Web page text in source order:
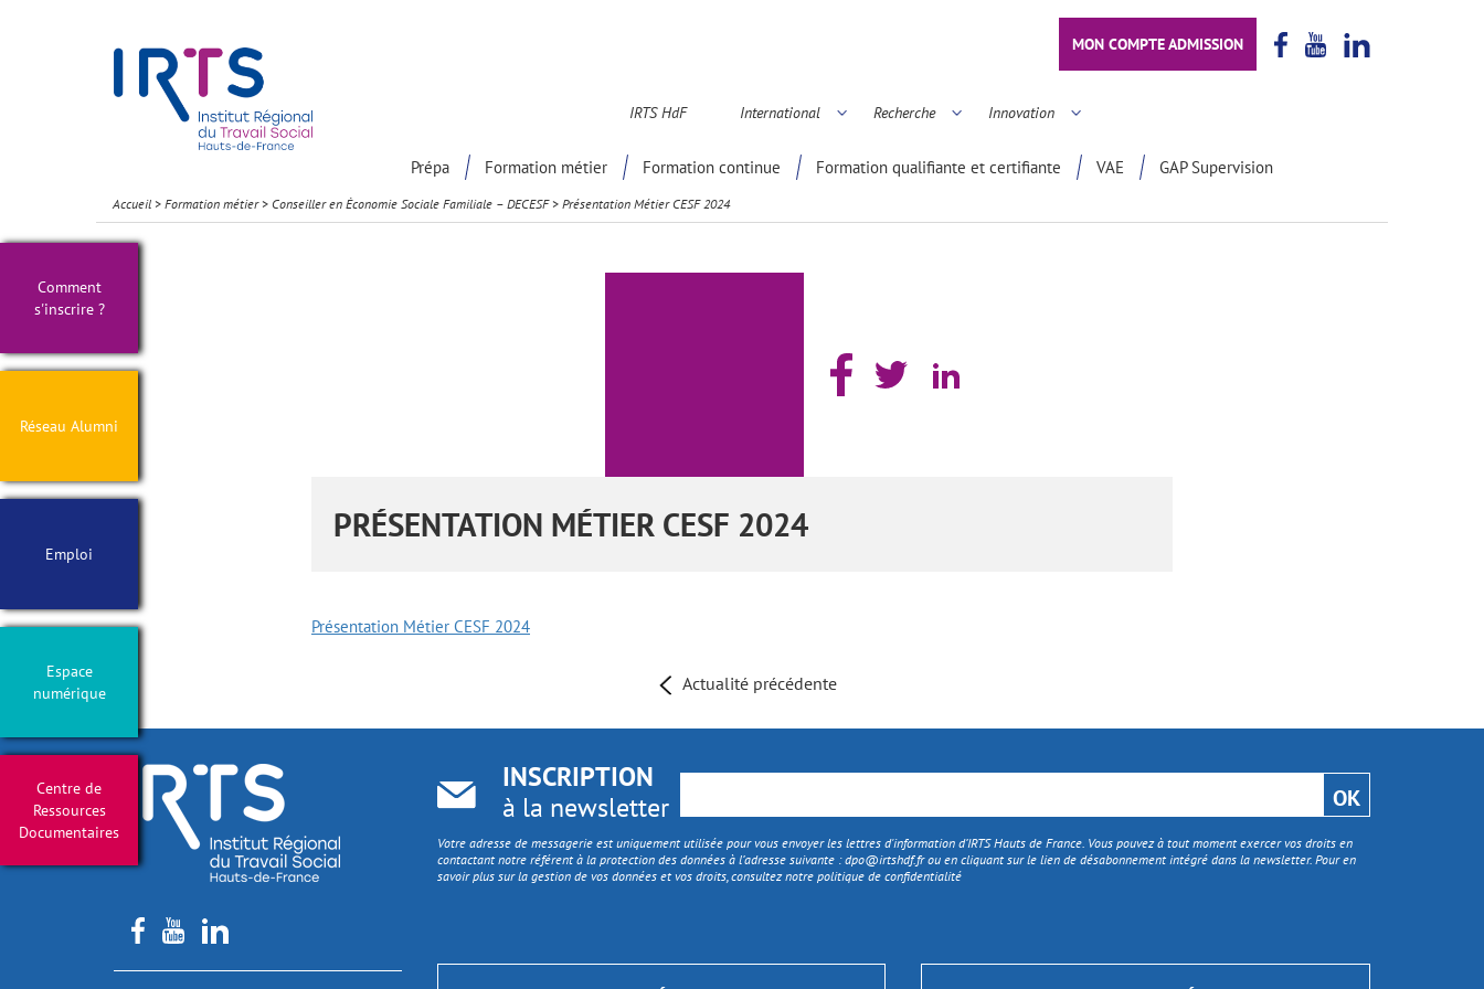
MON COMPTE ADMISSION
IRTS HdF International Recherche Innovation
Prépa Formation métier Formation continue Formation qualifiante et certifiante VAE GAP Supervision
Comment
s'inscrire ?
Réseau Alumni
Emploi
Espace
numérique
Centre de
Ressources
Documentaires
Accueil > Formation métier> Conseiller en Économie Sociale Familiale – DECESF> Présentation Métier CESF 2024
PRÉSENTATION MÉTIER CESF 2024
Présentation Métier CESF 2024
Actualité précédente
INSCRIPTION
à la newsletter
Votre adresse de messagerie est uniquement utilisée pour vous envoyer les lettres d'information d’IRTS Hauts de France. Vous pouvez à tout moment exercer vos droits en
contactant notre référent à la protection des données à l’adresse suivante :dpo@irtshdf.frou en cliquant sur le lien de désabonnement intégré dans la newsletter. Pour en
savoir plus sur la gestion de vos données et vos droits, consultez notre politique de confidentialité